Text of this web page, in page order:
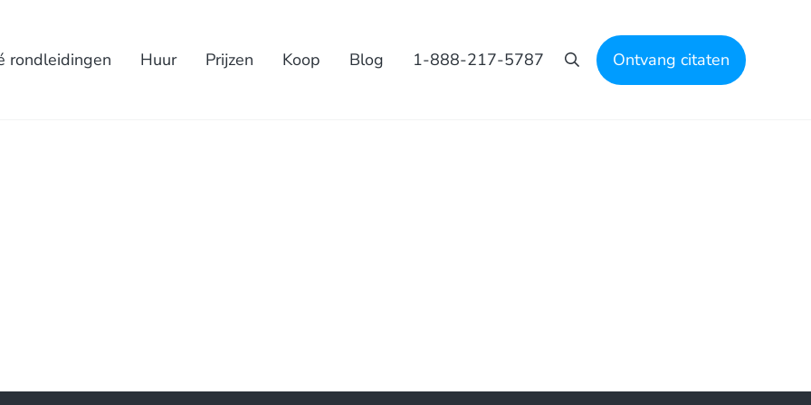
rondleidingen Huur Prijzen Koop Blog 1-888-217-5787 Zoeken opOntvang citaten